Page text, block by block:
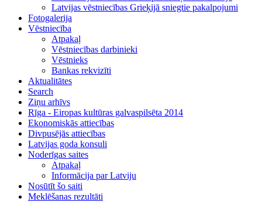
Latvijas vēstniecības Grieķijā sniegtie pakalpojumi
Fotogalerija
Vēstniecība
Atpakaļ
Vēstniecības darbinieki
Vēstnieks
Bankas rekvizīti
Aktualitātes
Search
Ziņu arhīvs
Rīga - Eiropas kultūras galvaspilsēta 2014
Ekonomiskās attiecības
Divpusējās attiecības
Latvijas goda konsuli
Noderīgas saites
Atpakaļ
Informācija par Latviju
Nosūtīt šo saiti
Meklēšanas rezultāti